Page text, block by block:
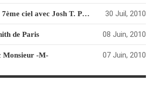
Un samedi soir au 7ème ciel avec Josh T. Pearson 30 Juil, 2010
de Paris 08 Juin, 2010
Monsieur -M- 07 Juin, 2010